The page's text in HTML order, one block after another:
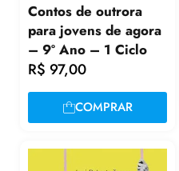
Contos de outrora
para jovens de agora
– 9º Ano – 1 Ciclo
R$ 97,00
COMPRAR